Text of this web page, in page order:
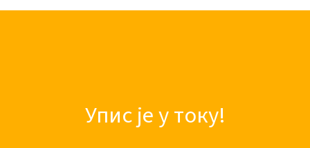
Упис је у току!